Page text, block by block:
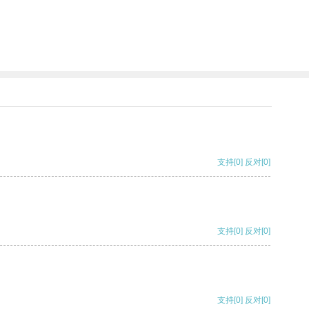
支持[0] 反对[0]
支持[0] 反对[0]
支持[0] 反对[0]